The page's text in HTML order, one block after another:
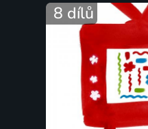
8 dílů